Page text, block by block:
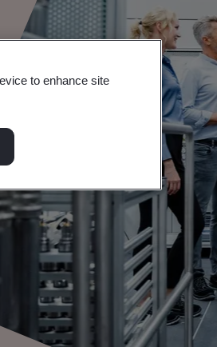
to enhance site